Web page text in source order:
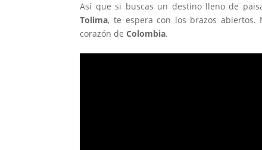
Así que si buscas un destino lleno de
Tolima, te espera con los brazos
corazón deColombia.